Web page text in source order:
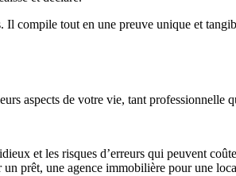
Il compile tout en une preuve unique et
aspects de votre vie, tant professionnelle
et les risques d’erreurs qui peuvent
prêt, une agence immobilière pour une